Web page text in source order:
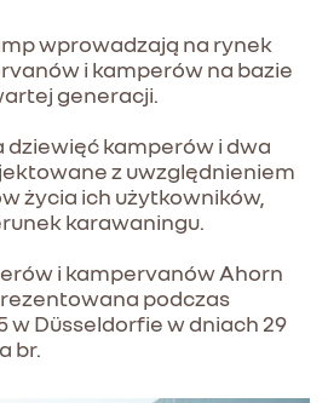
wprowadzają na rynek
i kamperów na bazie
generacji.
dziewięć kamperów i dwa
z uwzględnieniem
życia ich użytkowników,
karawaningu.
i kampervanów Ahorn
podczas
w Düsseldorfie w dniach 29
br.